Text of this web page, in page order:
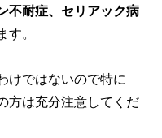
不耐症、セリアック病
。
けではないので特に
方は充分注意してくだ